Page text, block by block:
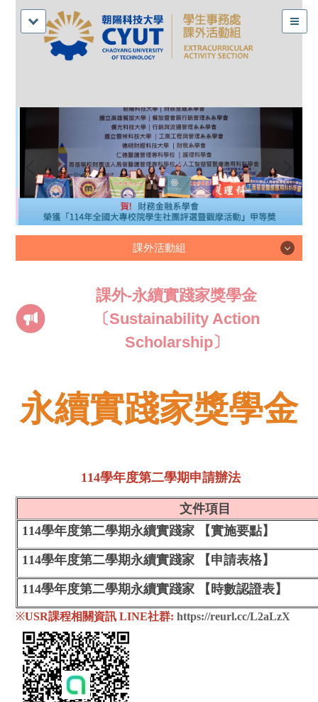
課外活動組
課外活動組
課外-永續實踐家獎學金
〔Sustainability Action
Scholarship〕
永續實踐家獎學金
114學年度第二學期申請辦法
文件項目
114學年度第二學期永續實踐家 【實施要點】
114學年度第二學期永續實踐家 【申請表格】
114學年度第二學期永續實踐家 【時數認證表】
※USR課程相關資訊 LINE社群: https://reurl.cc/L2aLzX